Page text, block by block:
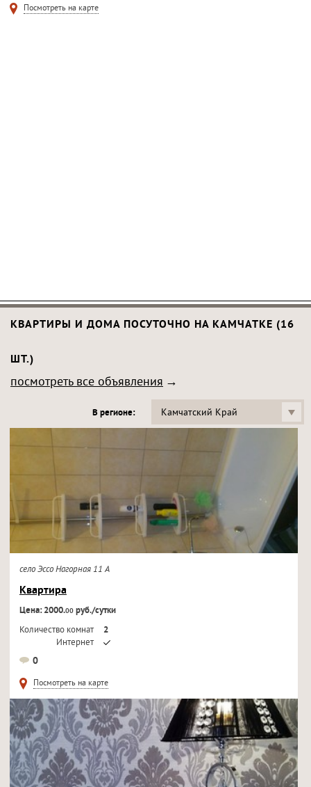
Посмотреть на карте
КВАРТИРЫ И ДОМА ПОСУТОЧНО НА КАМЧАТКЕ (16
ШТ.)
посмотреть все объявления
В регионе: Камчатский Край
село Эссо Нагорная 11 А
Квартира
Цена: 2000.00руб./сутки
Количество комнат
2
Интернет
0
Посмотреть на карте